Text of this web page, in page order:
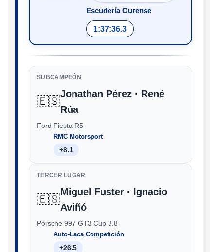
Escudería Ourense
1:37:36.3
SUBCAMPEÓN
🇪🇸
Jonathan Pérez · René
Rúa
Ford Fiesta R5
RMC Motorsport
+8.1
TERCER LUGAR
🇪🇸
Miguel Fuster · Ignacio
Aviñó
Porsche 997 GT3 Cup 3.8
Auto-Laca Competición
+26.5